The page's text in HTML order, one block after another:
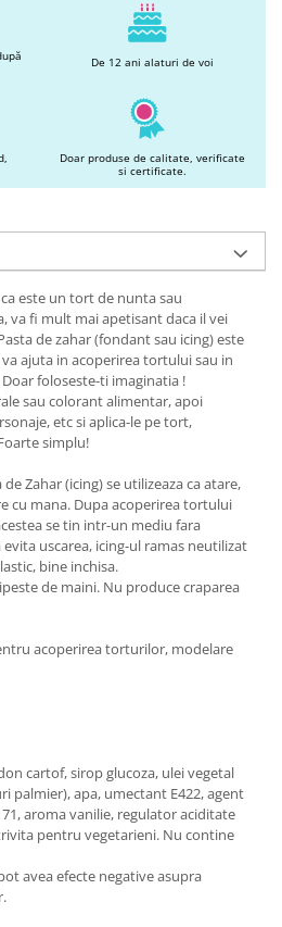
De 12 ani alaturi de voi
Doar produse de calitate, verificate
si certificate.
este un tort de nunta sau
va fi mult mai apetisant daca il vei
de zahar (fondant sau icing) este
ajuta in acoperirea tortului sau in
foloseste-ti imaginatia !
sau colorant alimentar, apoi
etc si aplica-le pe tort,
simplu!
de Zahar (icing) se utilizeaza ca atare,
cu mana. Dupa acoperirea tortului
se tin intr-un mediu fara
uscarea, icing-ul ramas neutilizat
bine inchisa.
de maini. Nu produce craparea
acoperirea torturilor, modelare
cartof, sirop glucoza, ulei vegetal
palmier), apa, umectant E422, agent
aroma vanilie, regulator aciditate
pentru vegetarieni. Nu contine
avea efecte negative asupra